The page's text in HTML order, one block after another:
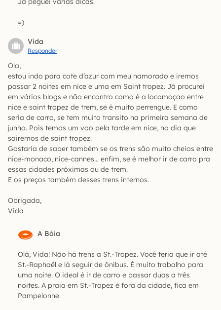
=)
Vida
Responder
Ola,
estou indo para cote d’azur com meu namorado e iremos
passar 2 noites em nice e uma em Saint tropez. Já procurei
em vários blogs e não encontro como é a locomoçao entre
nice e saint tropez de trem, se é muito perrengue. E como
seria de carro, se tem muito transito na primeira semana de
junho. Pois temos um voo pela tarde em nice, no dia que
sairemos de saint tropez.
Gostaria de saber também se os trens são muito cheios entre
nice-monaco, nice-cannes… enfim, se é melhor ir de carro pra
essas cidades próximas ou de trem.
E os preços também desses trens internos.
Obrigada,
Vida
A Bóia
Olá, Vida! Não há trens a St.-Tropez. Você teria que ir até
St.-Raphaël e lá seguir de ônibus. É muito trabalho para
uma noite. O ideal é ir de carro e passar duas a três
noites. A praia em St.-Tropez é fora da cidade, fica em
Pampelonne.